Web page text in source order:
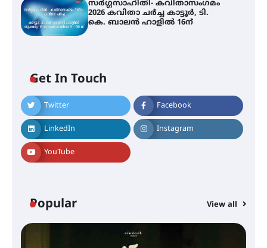
സർഗ്ഗസാഹിതി- കവിതാസംഗമം
2026 കവിതാ ചർച്ച കാട്ടൂർ, ടി.
കെ. ബാലൻ ഹാളിൽ 16ന്
Get In Touch
Twitter Facebook
LinkedIn Instagram
YouTube
Popular View all